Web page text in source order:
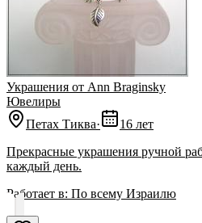
Украшения от Ann Braginsky
Ювелиры
Петах Тиква·
16 лет
Прекрасные украшения ручной
каждый день.
Работает в: По всему Израилю